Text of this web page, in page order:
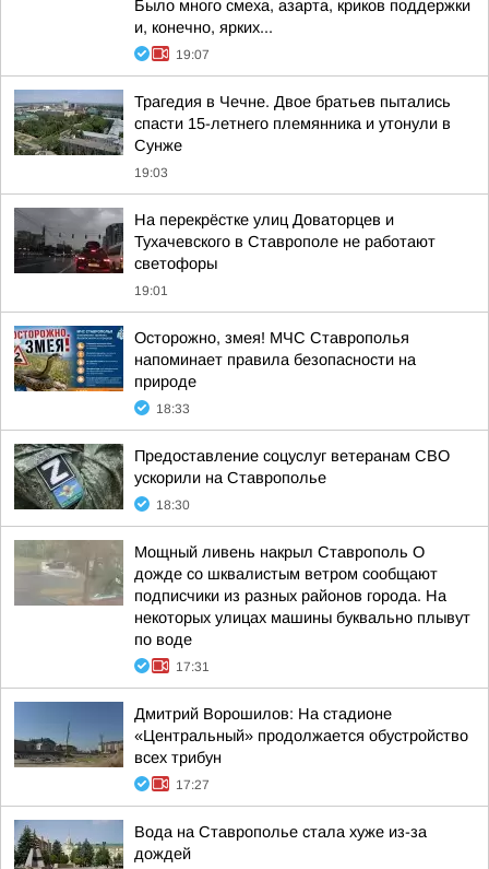
Было много смеха, азарта, криков поддержки
и, конечно, ярких...
19:07
Трагедия в Чечне. Двое братьев пытались
спасти 15-летнего племянника и утонули в
Сунже
19:03
На перекрёстке улиц Доваторцев и
Тухачевского в Ставрополе не работают
светофоры
19:01
Осторожно, змея! МЧС Ставрополья
напоминает правила безопасности на
природе
18:33
Предоставление соцуслуг ветеранам СВО
ускорили на Ставрополье
18:30
Мощный ливень накрыл Ставрополь О
дожде со шквалистым ветром сообщают
подписчики из разных районов города. На
некоторых улицах машины буквально плывут
по воде
17:31
Дмитрий Ворошилов: На стадионе
«Центральный» продолжается обустройство
всех трибун
17:27
Вода на Ставрополье стала хуже из-за
дождей